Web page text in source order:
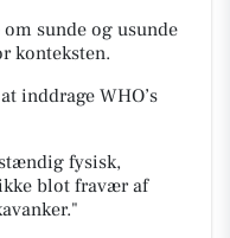
sunde og usunde
konteksten.
inddrage WHO’s
fysisk,
blot fravær af